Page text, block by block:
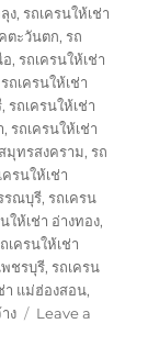
ง,รถเครนให้เช่า
ตะวันตก,รถ
อ,รถเครนให้เช่า
รถเครนให้เช่า
,รถเครนให้เช่า
,รถเครนให้เช่า
มุทรสงคราม,รถ
ครนให้เช่า
รณบุรี,รถเครน
ให้เช่า อ่างทอง,
เครนให้เช่า
พชรบุรี,รถเครน
า แม่ฮ่องสอน,
ง
Leave a